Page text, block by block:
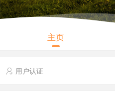
主页
用户认证